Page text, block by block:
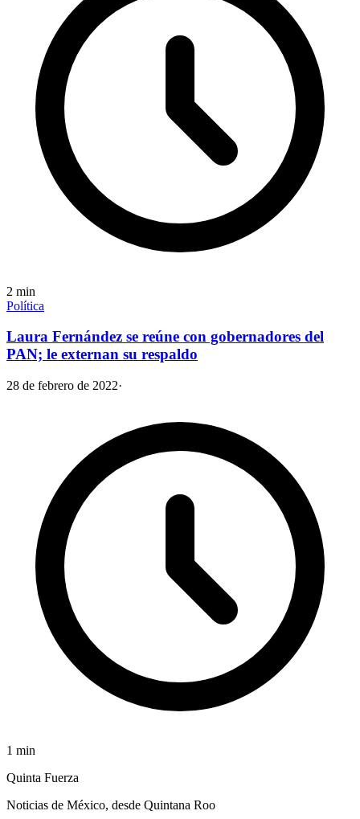
2 min
Política
Laura Fernández se reúne con gobernadores del
PAN; le externan su respaldo
28 de febrero de 2022·
1 min
Quinta Fuerza
Noticias de México, desde Quintana Roo